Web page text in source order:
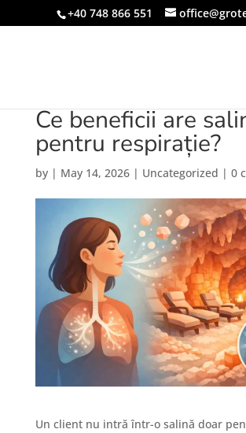
+40 748 866 551
Ce beneficii are
pentru respirație?
by | May 14, 2026| Uncategorized | 0
Un client nu intră într-o salină doar